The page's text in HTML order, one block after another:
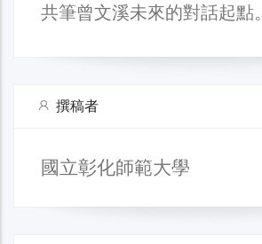
共筆曾文溪未來的對話起點。
撰稿者
國立彰化師範大學